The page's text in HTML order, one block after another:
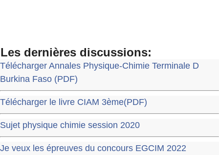
Les dernières discussions:
Télécharger Annales Physique-Chimie Terminale D
Burkina Faso (PDF)
Télécharger le livre CIAM 3ème(PDF)
Sujet physique chimie session 2020
Je veux les épreuves du concours EGCIM 2022